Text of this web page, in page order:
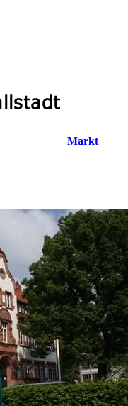
Markt